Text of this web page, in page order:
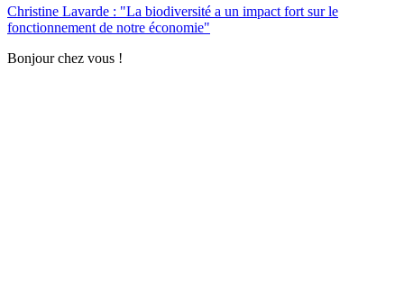
Christine Lavarde : "La biodiversité a un impact fort sur le
fonctionnement de notre économie"
Bonjour chez vous !